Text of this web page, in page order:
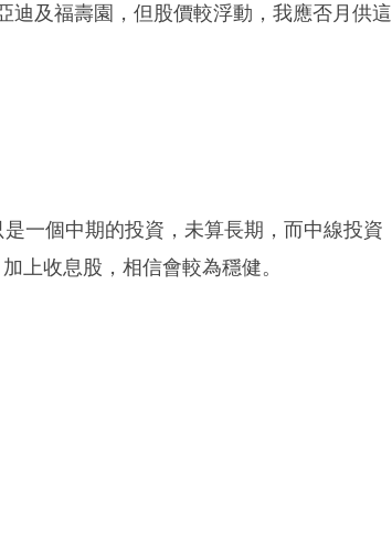
迪及福壽園，但股價較浮動，我應否月供這
一個中期的投資，未算長期，而中線投資
上收息股，相信會較為穩健。